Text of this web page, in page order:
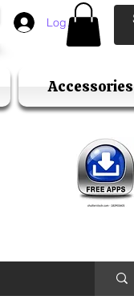
Log In
Accessories